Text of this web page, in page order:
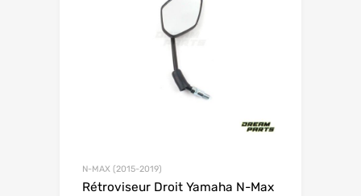
N-MAX (2015-2019)
Rétroviseur Droit Yamaha N-Max